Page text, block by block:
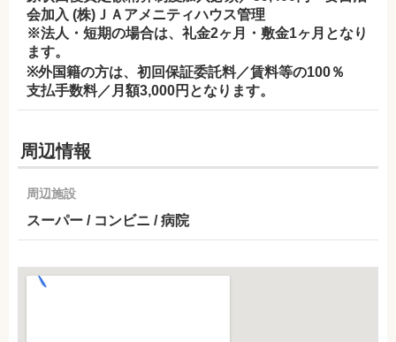
会加入 (株)ＪＡアメニティハウス管理
※法人・短期の場合は、礼金2ヶ月・敷金1ヶ月となり
ます。
※外国籍の方は、初回保証委託料／賃料等の100％
支払手数料／月額3,000円となります。
周辺情報
周辺施設
スーパー / コンビニ / 病院